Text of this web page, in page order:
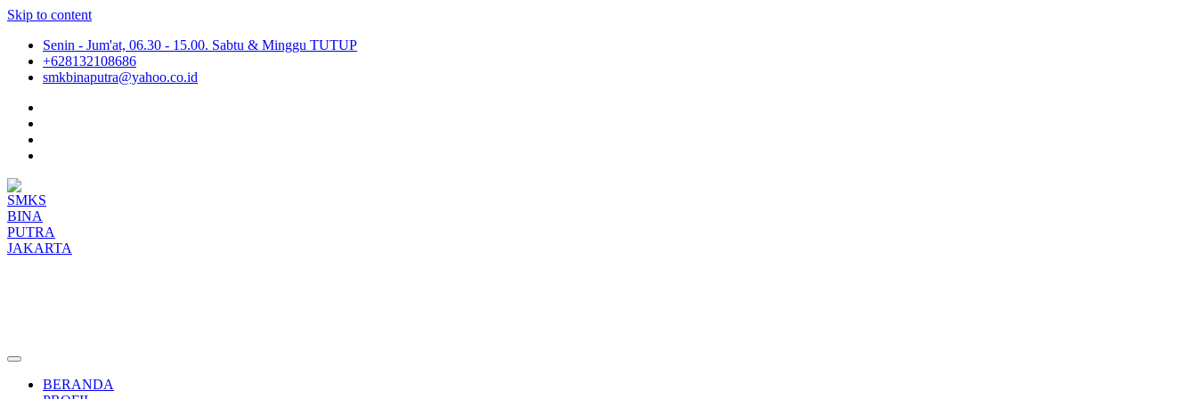
Skip to content
Senin - Jum'at, 06.30 - 15.00. Sabtu & Minggu TUTUP
+628132108686
smkbinaputra@yahoo.co.id
BERANDA